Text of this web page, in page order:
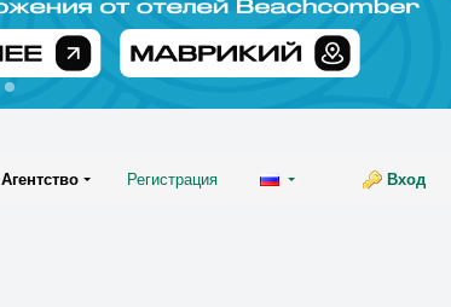
Агентство Регистрация Вход